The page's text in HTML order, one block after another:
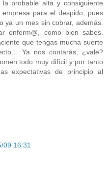
probable alta y consiguiente
para el despido, pues
un mes sin cobrar, además.
enferm@, como bien sabes.
que tengas mucha suerte
Ya nos contarás, ¿vale?
todo muy difícil y por tanto
expectativas de principio al
09 16:31